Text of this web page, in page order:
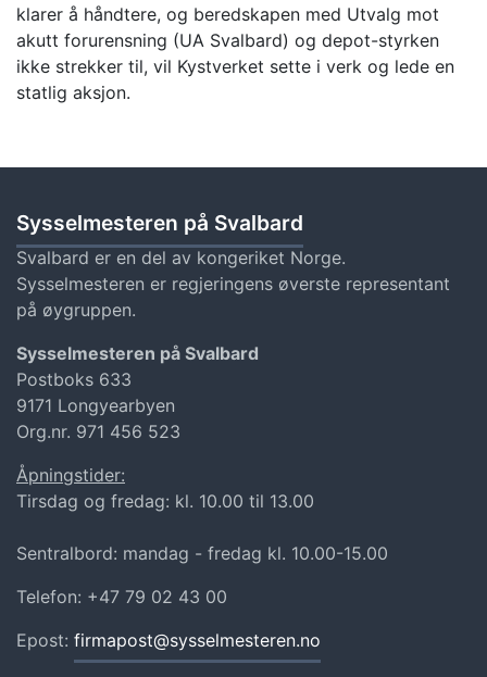
klarer å håndtere, og beredskapen med Utvalg mot
akutt forurensning (UA Svalbard) og depot-styrken
ikke strekker til, vil Kystverket sette i verk og lede en
statlig aksjon.
Sysselmesteren på Svalbard
Svalbard er en del av kongeriket Norge.
Sysselmesteren er regjeringens øverste representant
på øygruppen.
Sysselmesteren på Svalbard
Postboks 633
9171 Longyearbyen
Org.nr. 971 456 523
Åpningstider:
Tirsdag og fredag: kl. 10.00 til 13.00
Sentralbord: mandag - fredag kl. 10.00-15.00
Telefon: +47 79 02 43 00
Epost: firmapost@sysselmesteren.no